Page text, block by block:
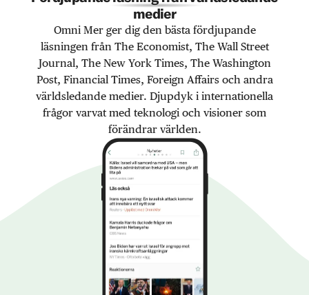
medier
Omni Mer ger dig den bästa fördjupande
läsningen från The Economist, The Wall Street
Journal, The New York Times, The Washington
Post, Financial Times, Foreign Affairs och andra
världsledande medier. Djupdyk i internationella
frågor varvat med teknologi och visioner som
förändrar världen.